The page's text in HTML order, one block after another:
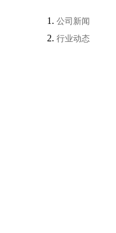
公司新闻
行业动态